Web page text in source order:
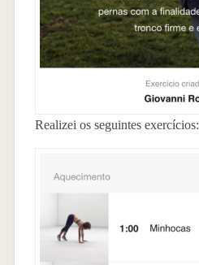
Realizei os seguintes exercícios: